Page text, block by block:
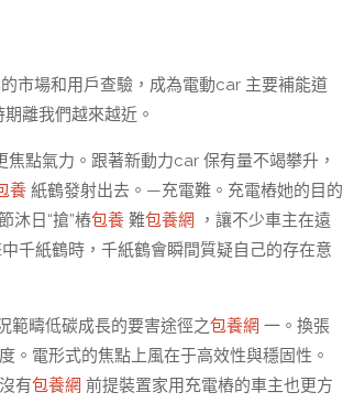
市場和用戶查驗，成為電動car 主要補能道
離我們越來越近。
點氣力。跟著新動力car 保有量不竭攀升，
養 紙鶴發射出去。—充電難。充電樁她的目的
沐日“搶”樁包養 難包養網
，讓不少車主在遠
千紙鶴時，千紙鶴會瞬間質疑自己的存在意
範疇低碳成長的要害途徑之包養網 一。換張
。電形式的焦點上風在于高效性與穩固性。
有包養網 前提裝置家用充電樁的車主也更方